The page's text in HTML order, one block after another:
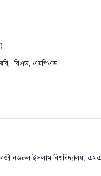
বিএড, এমপিএড
নজরুল ইসলাম বিশ্ববিদ্যালয়,